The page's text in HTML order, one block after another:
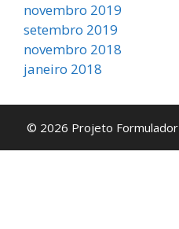
novembro 2019
setembro 2019
novembro 2018
janeiro 2018
© 2026 Projeto Formulador